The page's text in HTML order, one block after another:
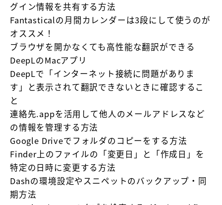
グイン情報を共有する方法
Fantasticalの月間カレンダーは3段にして使うのが
オススメ！
ブラウザを開かなくても高性能な翻訳ができる
DeepLのMacアプリ
DeepLで「インターネット接続に問題がありま
す」と表示されて翻訳できないときに確認するこ
と
連絡先.appを活用して他人のメールアドレスなど
の情報を管理する方法
Google Driveでフォルダのコピーをする方法
Finder上のファイルの「変更日」と「作成日」を
特定の日時に変更する方法
Dashの環境設定やスニペットのバックアップ・同
期方法